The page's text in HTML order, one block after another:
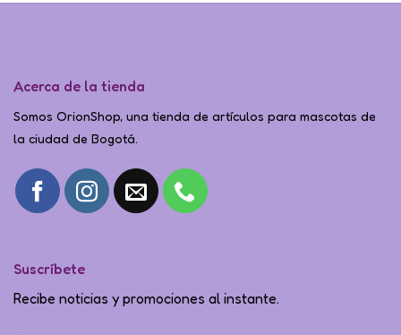
Acerca de la tienda
Somos OrionShop, una tienda de artículos para mascotas de
la ciudad de Bogotá.
Suscríbete
Recibe noticias y promociones al instante.